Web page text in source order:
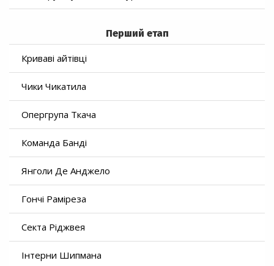
Перший етап
Криваві айтівці
Чики Чикатила
Опергрупа Ткача
Команда Банді
Янголи Де Анджело
Гончі Раміреза
Секта Ріджвея
Інтерни Шипмана